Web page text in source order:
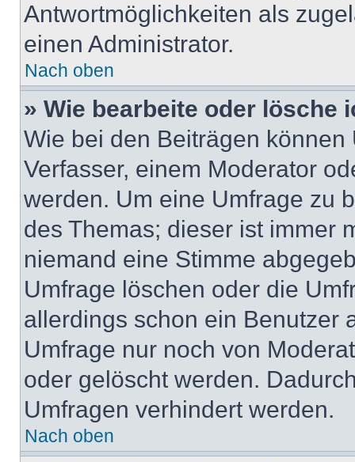
Antwortmöglichkeiten als
einen Administrator.
Nach oben
» Wie bearbeite oder lösche
Wie bei den Beiträgen
Verfasser, einem Moderator
werden. Um eine Umfrage zu
des Themas; dieser ist immer
niemand eine Stimme
Umfrage löschen oder die
allerdings schon ein Benutzer
Umfrage nur noch von
oder gelöscht werden.
Umfragen verhindert werden.
Nach oben